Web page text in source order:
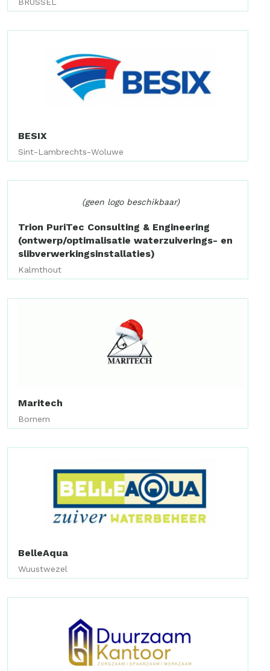
BESIX
Sint-Lambrechts-Woluwe
(geen logo beschikbaar)
Trion PuriTec Consulting & Engineering
(ontwerp/optimalisatie waterzuiverings- en
slibverwerkingsinstallaties)
Kalmthout
Maritech
Bornem
BelleAqua
Wuustwezel